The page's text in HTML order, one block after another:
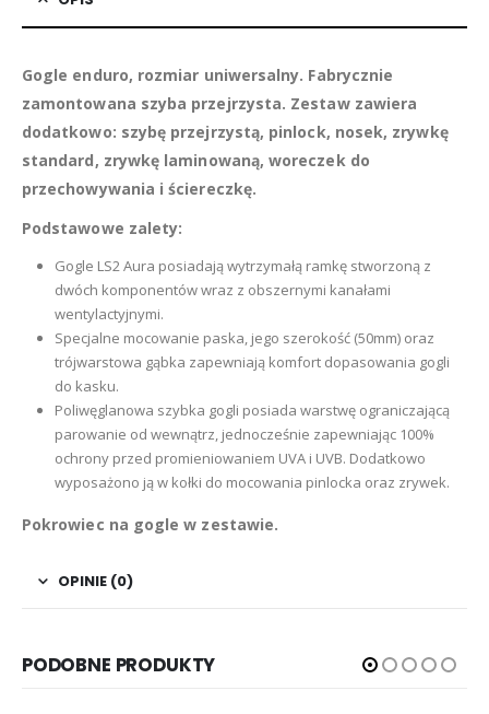
Gogle enduro, rozmiar uniwersalny. Fabrycznie
zamontowana szyba przejrzysta. Zestaw zawiera
dodatkowo: szybę przejrzystą, pinlock, nosek, zrywkę
standard, zrywkę laminowaną, woreczek do
przechowywania i ściereczkę.
Podstawowe zalety:
Gogle LS2 Aura posiadają wytrzymałą ramkę stworzoną z
dwóch komponentów wraz z obszernymi kanałami
wentylactyjnymi.
Specjalne mocowanie paska, jego szerokość (50mm) oraz
trójwarstowa gąbka zapewniają komfort dopasowania gogli
do kasku.
Poliwęglanowa szybka gogli posiada warstwę ograniczającą
parowanie od wewnątrz, jednocześnie zapewniając 100%
ochrony przed promieniowaniem UVA i UVB. Dodatkowo
wyposażono ją w kołki do mocowania pinlocka oraz zrywek.
Pokrowiec na gogle w zestawie.
OPINIE (0)
PODOBNE PRODUKTY